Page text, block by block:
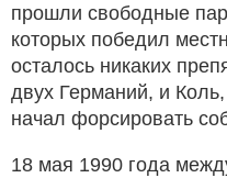
прошли свободные
которых победил
осталось никаких
двух Германий, и
начал форсировать
18 мая 1990 года